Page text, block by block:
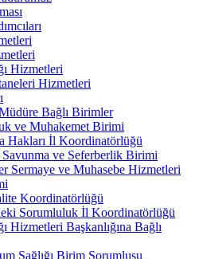
Hizmetleri
Hizmetleri
Bağlı Birimler
ve Muhakemet Birimi
Hakları İl Koordinatörlüğü
ve Seferberlik Birimi
Sermaye ve Muhasebe Hizmetleri
Koordinatörlüğü
Sorumluluk İl Koordinatörlüğü
Hizmetleri Başkanlığına Bağlı
Sağlığı Birim Sorumlusu